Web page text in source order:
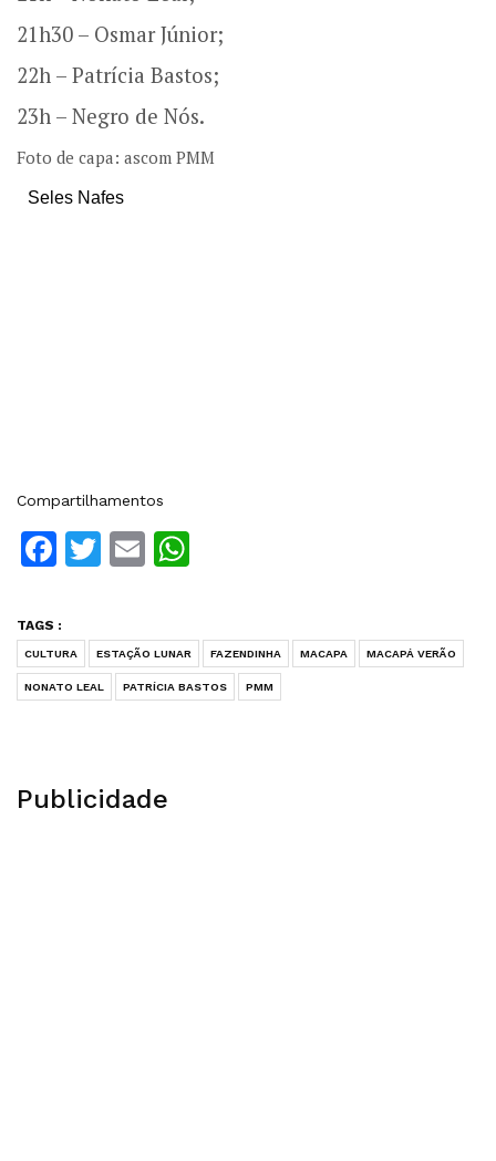
21h30 – Osmar Júnior;
22h – Patrícia Bastos;
23h – Negro de Nós.
Foto de capa: ascom PMM
Seles Nafes
Compartilhamentos
Facebook
Twitter
Email
TAGS :
CULTURA ESTAÇÃO LUNAR FAZENDINHA MACAPA MACAPÁ VERÃO
NONATO LEAL PATRÍCIA BASTOS PMM
Publicidade